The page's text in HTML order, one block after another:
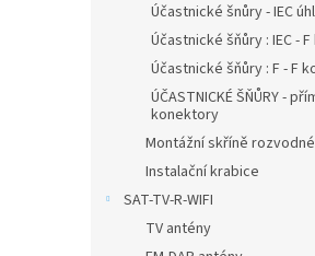
Účastnické šnůry - IEC
Účastnické šňůry : IEC -
Účastnické šňůry : F - F
ÚČASTNICKÉ ŠŇŮRY -
konektory
Montážní skříně rozvodné
Instalační krabice
SAT-TV-R-WIFI
TV antény